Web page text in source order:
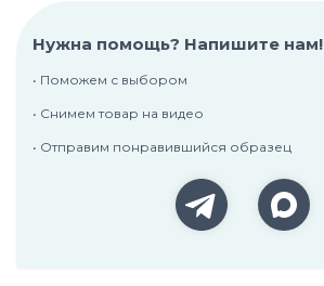
Нужна помощь? Напишите нам!
• Поможем с выбором
• Снимем товар на видео
• Отправим понравившийся образец